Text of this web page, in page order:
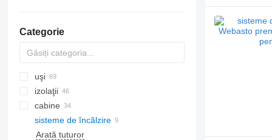
Categorie
uşi
izolaţii
cabine
compresoare clima
aer conditionat auto
geamuri laterale
parbrize
sisteme de încălzire
Arată tuturor